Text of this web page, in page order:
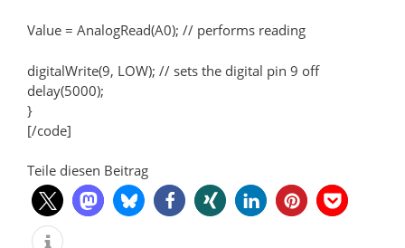
Value = AnalogRead(A0); // performs reading
digitalWrite(9, LOW); // sets the digital pin 9 off
delay(5000);
}
[/code]
Teile diesen Beitrag